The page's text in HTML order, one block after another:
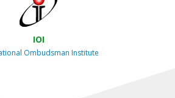
IOI
Ombudsman Institute